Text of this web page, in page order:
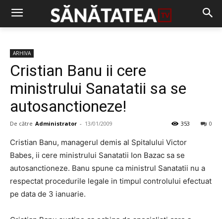
ARHIVA
Cristian Banu ii cere
ministrului Sanatatii sa se
autosanctioneze!
De către Administrator - 13/01/2009 0
353
Cristian Banu, managerul demis al Spitalului Victor
Babes, ii cere ministrului Sanatatii Ion Bazac sa se
autosanctioneze. Banu spune ca ministrul Sanatatii nu a
respectat procedurile legale in timpul controlului efectuat
pe data de 3 ianuarie.